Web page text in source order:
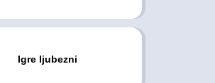
Igre ljubezni